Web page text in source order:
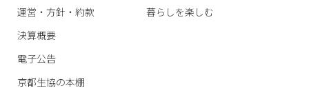
運営・方針・約款
決算概要
電子公告
京都生協の本棚
暮らしを楽しむ